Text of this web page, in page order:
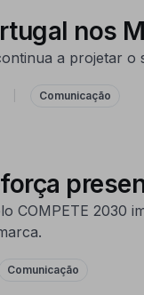
nos
a projetar o
Comunicação
COMPETE 2030
Comunicação